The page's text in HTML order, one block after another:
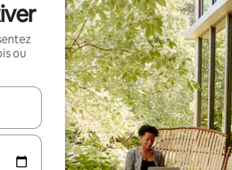
ou
vers le haut et vers le bas pour les